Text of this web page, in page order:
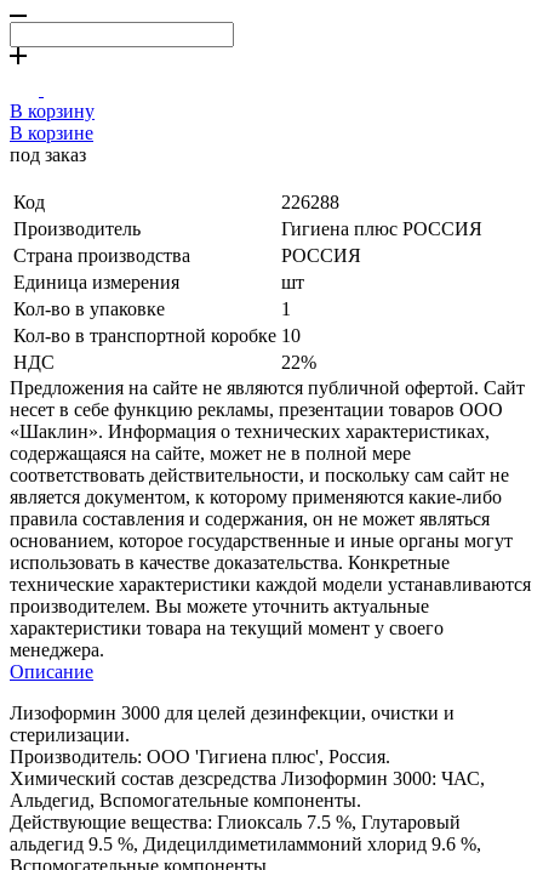
В корзину
В корзине
под заказ
Код
226288
Производитель
Гигиена плюс РОССИЯ
Страна производства
РОССИЯ
Единица измерения
шт
Кол-во в упаковке
1
Кол-во в транспортной коробке 10
НДС
22%
Предложения на сайте не являются публичной офертой. Сайт
несет в себе функцию рекламы, презентации товаров ООО
«Шаклин». Информация о технических характеристиках,
содержащаяся на сайте, может не в полной мере
соответствовать действительности, и поскольку сам сайт не
является документом, к которому применяются какие-либо
правила составления и содержания, он не может являться
основанием, которое государственные и иные органы могут
использовать в качестве доказательства. Конкретные
технические характеристики каждой модели устанавливаются
производителем. Вы можете уточнить актуальные
характеристики товара на текущий момент у своего
менеджера.
Описание
Лизоформин 3000 для целей дезинфекции, очистки и
стерилизации.
Производитель: ООО 'Гигиена плюс', Россия.
Химический состав дезсредства Лизоформин 3000: ЧАС,
Альдегид, Вспомогательные компоненты.
Действующие вещества: Глиоксаль 7.5 %, Глутаровый
альдегид 9.5 %, Дидецилдиметиламмоний хлорид 9.6 %,
Вспомогательные компоненты.